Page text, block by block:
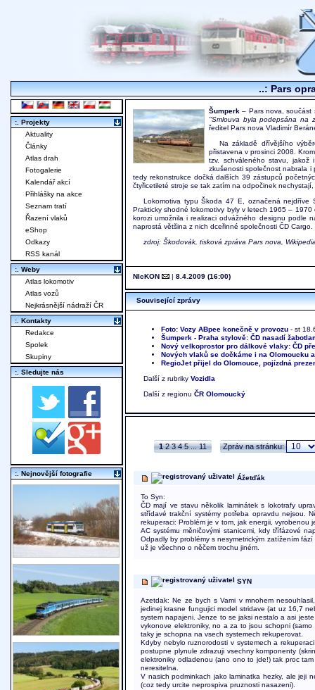
..: Pars
Šumperk – Pars nova, součást
"Smlouva byla podepsána na
ředitel Pars nova Vladimír
Na základě dřívějšího
přistavena v prosinci 2008.
tzv. schváleného stavu, jakož
zkušenosti společnost nabrala i
tedy rekonstrukce dočká dalších 39 zástupců
čtyřicetileté stroje se tak zatím na odpočinek
Lokomotiva typu Škoda 47 E, označená
Prakticky shodné lokomotivy byly v letech 1965 –
korozi umožnila i realizaci odvážného designu podle
naprostá většina z nich dceřinné společnosti ČD Cargo.
zdroj: Škodovák, tisková zpráva Pars nova,
NIcKON 8.4.2009 (16:00)
Související zprávy
Foto: Vozy ABpee konečně v provozu - st
Šumperk - Praha stylově: ČD nasadí
Nový velkoprostor pro dálkové vlaky: ČD
Nových vlaků se dočkáme i na Olomoucku
RegioJet přijel do Olomouce, pojízdná
Další z rubriky Vozidla
Další z regionu ČR Olomoucký
1 2 3 4 5...11 Zpráv na stránku:
Ážetďák
To Syn:
ČD mají ve stavu několik laminátek s lokotrafy
střídavé trakční systémy potřeba opravdu nejsou.
rekuperaci: Problém je v tom, jak energii, vyrobenou
AC systému měničovými stanicemi, kdy třífázové
Odpadly by problémy s nesymetrickým zatížením
už je všechno o něčem trochu jiném.
SYN
Azetdak: Ne ze bych s Vami v mnohem
jedinej krasne fungujici model stridave (at uz 16,7
system napajeni. Jenze to se jaksi nestalo a asi
vykonove elektroniky, no a za to jsou schopni
taky je schopna na vsech systemech rekuperovat.
Kdyby nebylo ruznorodosti v systemech a
postupne plynule zdrazuji vsechny komponenty
elektroniky odladenou (ano ono to jde!) tak proc
neresitelna.
V nasich podminkach jako laminatka hezky, ale jeji
(coz tedy urcite neprospiva pruznosti nasazeni).
:. Projekty
Aktuality
Články
Atlas drah
Fotogalerie
Kalendář akcí
Přihlášky na akce
Seznam tratí
Řazení vlaků
eShop
Odkazy
RSS kanál
:. Weby
Atlas lokomotiv
Atlas vozů
Nejkrásnější nádraží ČR
:. Kontakty
Redakce
Spolek
Skupiny
:. Sledujte nás
:. Nejnovější fotografie